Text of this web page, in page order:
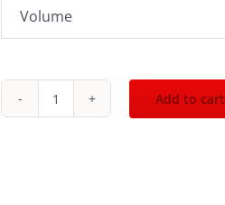
Volume
The
Add to cart